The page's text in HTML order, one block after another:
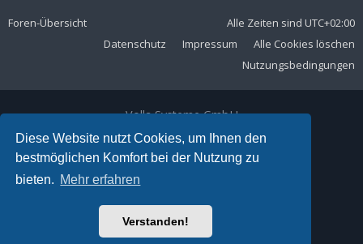
Diese Website nutzt Cookies, um Ihnen den
bestmöglichen Komfort bei der Nutzung zu
bieten. Mehr erfahren
Verstanden!
Foren-Übersicht Alle Zeiten sind UTC+02:00
Alle Cookies löschen
Impressum
Datenschutz
Nutzungsbedingungen
Volla Systeme GmbH
Kölner Straße 102
42897 Remscheid
Telefon:+49 2191 59897 61
E-Mail:
Ariki Theme by